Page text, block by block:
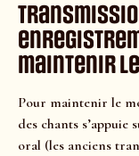
maintenir
Pour maintenir le
des chants s’appuie
oral (les anciens